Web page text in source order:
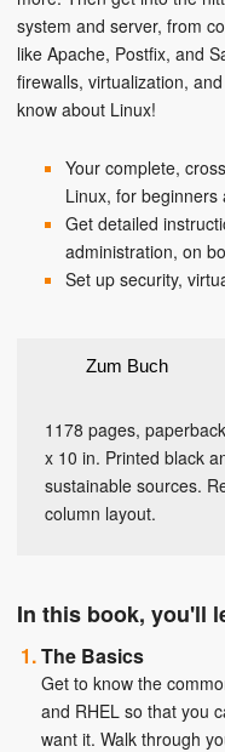
system and server, from
like Apache, Postfix, and
firewalls, virtualization,
know about Linux!
Your complete,
Linux, for
Get detailed
administration, on
Set up security,
Zum Buch
1178 pages,
x 10 in. Printed black
sustainable sources.
column layout.
In this book, you'll
The Basics
Get to know the
and RHEL so that you
want it. Walk through